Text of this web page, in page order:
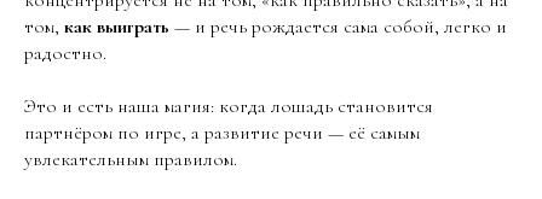
том, как выиграть — и речь рождается сама собой, легко и
радостно.
Это и есть наша магия: когда лошадь становится
партнёром по игре, а развитие речи — её самым
увлекательным правилом.